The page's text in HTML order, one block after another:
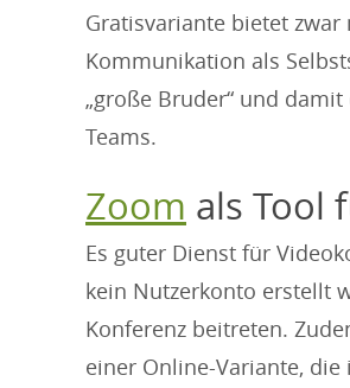
Gratisvariante bietet
Kommunikation als
„große Bruder“ und
Teams.
Zoom als Tool
Es guter Dienst für
kein Nutzerkonto erstellt
Konferenz beitreten.
einer Online-Variante,